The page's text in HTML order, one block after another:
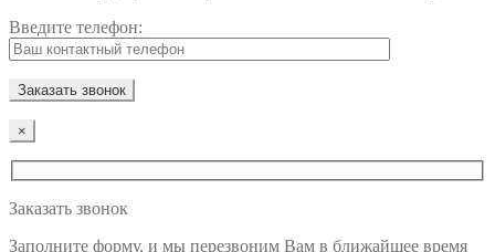
Введите телефон:
×
Заказать звонок
Заполните форму, и мы перезвоним Вам в ближайшее время